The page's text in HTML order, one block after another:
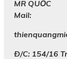
MRQUỐC
Mail:
Đ/C: 154/16